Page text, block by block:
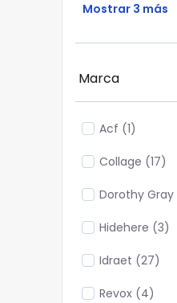
Mostrar 3 más
Marca
Acf (1)
Collage (17)
Dorothy Gray
Hidehere (3)
Idraet (27)
Revox (4)